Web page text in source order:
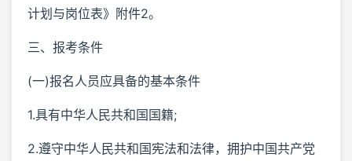
计划与岗位表》附件2。
三、报考条件
(一)报名人员应具备的基本条件
1.具有中华人民共和国国籍;
2.遵守中华人民共和国宪法和法律，拥护中国共产党